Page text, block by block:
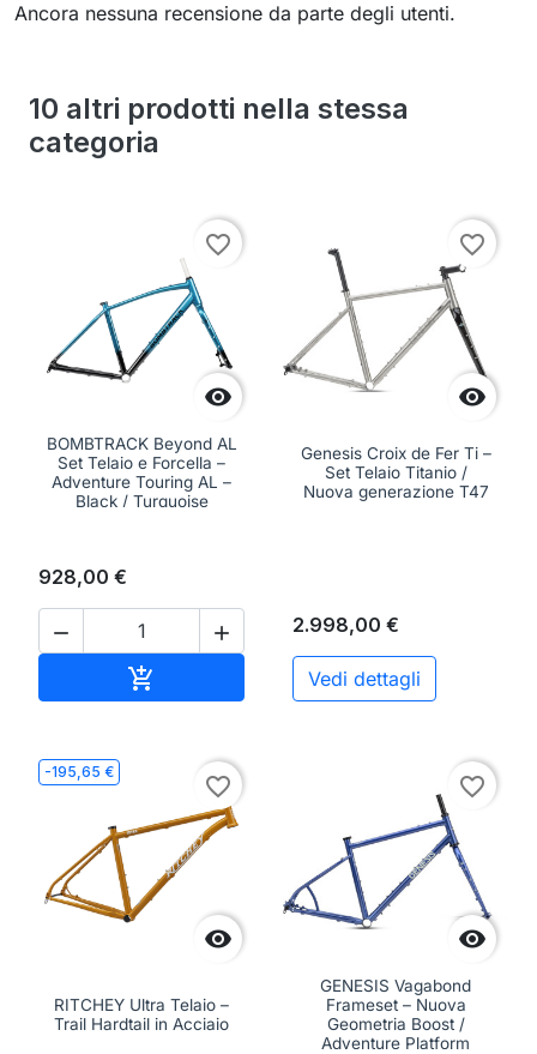
Ancora nessuna recensione da parte degli utenti.
10 altri prodotti nella stessa
categoria

favorite_border
BOMBTRACK Beyond AL
Set Telaio e Forcella –
Adventure Touring AL –
Black / Turquoise
928,00 €
 
 Aggiungi al carrello

favorite_border
Genesis Croix de Fer Ti –
Set Telaio Titanio /
Nuova generazione T47
2.998,00 €
Vedi dettagli
-195,65 €

favorite_border
RITCHEY Ultra Telaio –
Trail Hardtail in Acciaio

favorite_border
GENESIS Vagabond
Frameset – Nuova
Geometria Boost /
Adventure Platform